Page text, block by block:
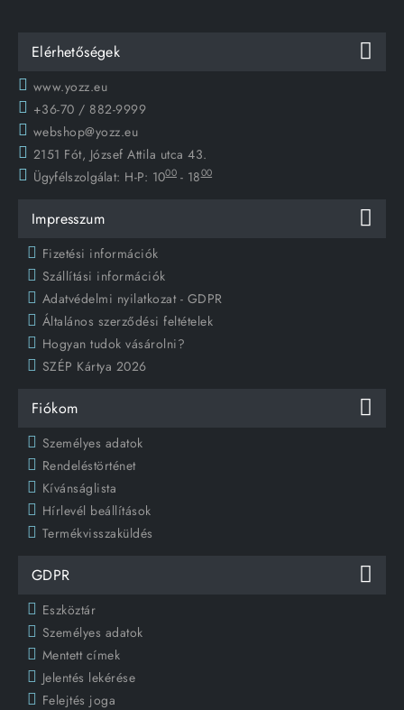
Elérhetőségek
www.yozz.eu
+36-70 / 882-9999
webshop@yozz.eu
2151 Fót, József Attila utca 43.
Ügyfélszolgálat: H-P: 1000 - 1800
Impresszum
Fizetési információk
Szállítási információk
Adatvédelmi nyilatkozat - GDPR
Általános szerződési feltételek
Hogyan tudok vásárolni?
SZÉP Kártya 2026
Fiókom
Személyes adatok
Rendeléstörténet
Kívánságlista
Hírlevél beállítások
Termékvisszaküldés
GDPR
Eszköztár
Személyes adatok
Mentett címek
Jelentés lekérése
Felejtés joga